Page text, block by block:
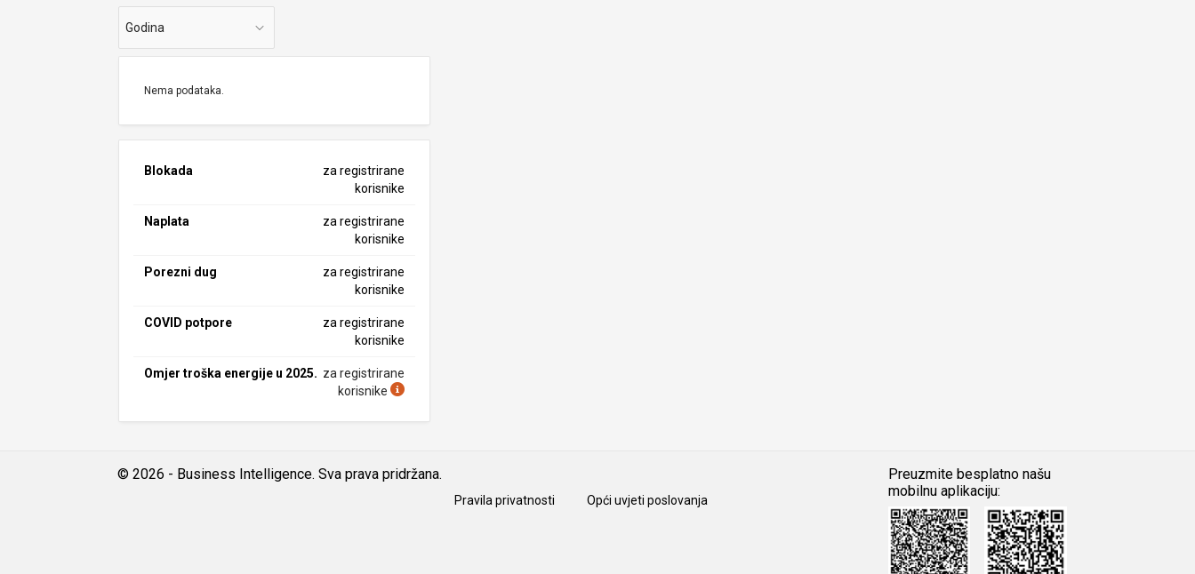
Godina
Nema podataka.
Blokada
za registrirane
korisnike
Naplata
za registrirane
korisnike
Porezni dug
za registrirane
korisnike
COVID potpore
za registrirane
korisnike
Omjer troška energije u 2025. za registrirane
korisnike
© 2026 - Business Intelligence. Sva prava pridržana.
Pravila privatnosti Opći uvjeti poslovanja
Preuzmite besplatno našu
mobilnu aplikaciju:
Android iOS